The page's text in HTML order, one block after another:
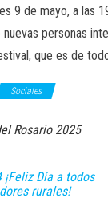
9 de mayo, a las
personas
que es de
Sociales
Rosario 2025
¡Feliz Día a todos
rurales!